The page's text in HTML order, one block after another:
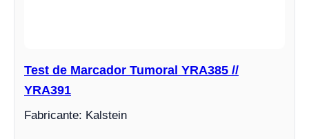
Test de Marcador Tumoral YRA385 //
YRA391
Fabricante: Kalstein